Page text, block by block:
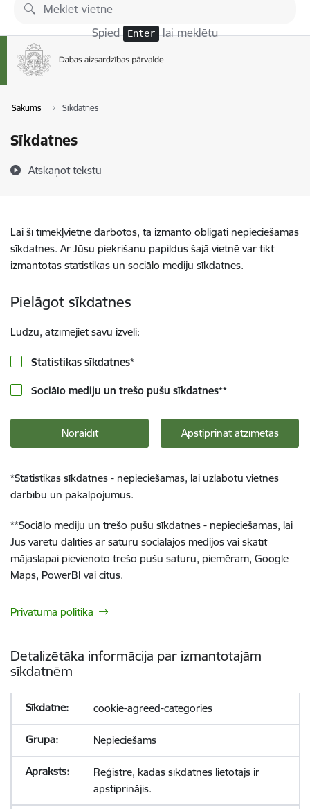
Pāriet uz lapas saturu
Spied Enter lai meklētu
Sākums Sīkdatnes
Sīkdatnes
Atskaņot tekstu
Lai šī tīmekļvietne darbotos, tā izmanto obligāti nepieciešamās
sīkdatnes. Ar Jūsu piekrišanu papildus šajā vietnē var tikt
izmantotas statistikas un sociālo mediju sīkdatnes.
Pielāgot sīkdatnes
Lūdzu, atzīmējiet savu izvēli:
Statistikas sīkdatnes*
Sociālo mediju un trešo pušu sīkdatnes**
Noraidīt Apstiprināt atzīmētās
*Statistikas sīkdatnes - nepieciešamas, lai uzlabotu vietnes
darbību un pakalpojumus.
**Sociālo mediju un trešo pušu sīkdatnes - nepieciešamas, lai
Jūs varētu dalīties ar saturu sociālajos medijos vai skatīt
mājaslapai pievienoto trešo pušu saturu, piemēram, Google
Maps, PowerBI vai citus.
Privātuma politika
Detalizētāka informācija par izmantotajām
sīkdatnēm
cookie-agreed-categories
Nepieciešams
Reģistrē, kādas sīkdatnes lietotājs ir
apstiprinājis.